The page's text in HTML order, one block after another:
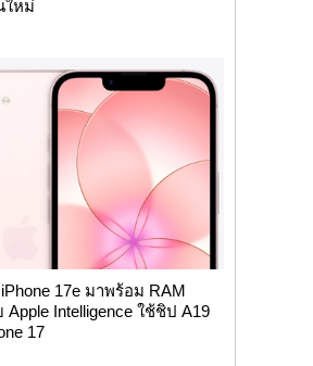
ใหม่
17e มาพร้อม RAM
Apple Intelligence ใช้ชิป A19
17